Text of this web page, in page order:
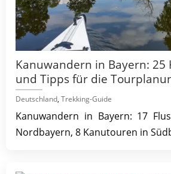
Kanuwandern in Bayern: 25
und Tipps für die
Deutschland, Trekking-Guide
Kanuwandern in Bayern: 17
Nordbayern, 8 Kanutouren in